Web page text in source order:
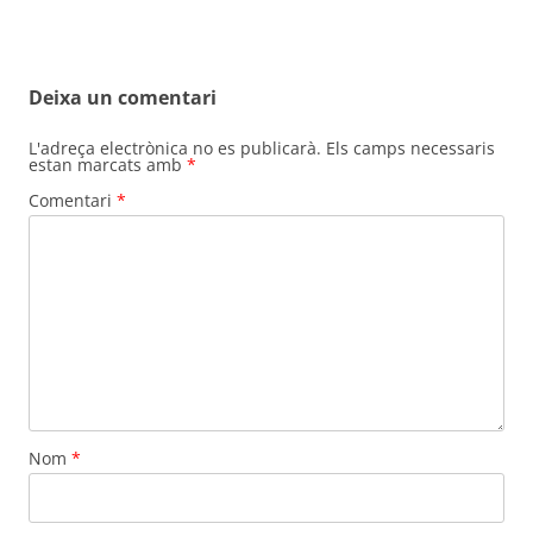
Deixa un comentari
L'adreça electrònica no es publicarà. Els camps necessaris
estan marcats amb *
Comentari *
Nom *